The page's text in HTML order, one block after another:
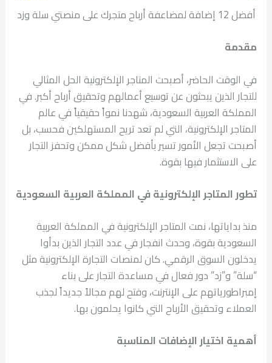
أفضل 12 إضافة لمضاعفة أرباح متجرك على منصتي سلة وزد
مقدمة
في الوقت الحاضر، أصبحت المتاجر الإلكترونية الحل المثالي
للتجار الذين يبحثون عن توسيع أعمالهم وتحقيق أرباح أكبر. في
المملكة العربية السعودية، شهدنا نمواً حقيقياً في عالم
المتاجر الإلكترونية، التي لم تعد تريح المستهلكين فحسب، بل
أصبحت تجعل الأمور تسير بأفضل شكل ممكن وتحفز التجار
على الاستثمار فيها بقوة.
تطور المتاجر الإلكترونية في المملكة العربية السعودية
منذ بداياتها، نمت المتاجر الإلكترونية في المملكة العربية
السعودية بقوة، وحدث انفجار في عدد التجار الذين بدأوا
يدخلون السوق الرقمي. كان لمنصات التجارة الإلكترونية مثل
“سلة” و”زد” دور فعال في مساعدة التجار على بناء
إمبراطورياتهم على الإنترنت، وفتح لهم مجالاً جديداً لجذب
العملاء وتحقيق الأرباح التي كانوا يحلمون بها.
أهمية اختيار الإضافات المناسبة